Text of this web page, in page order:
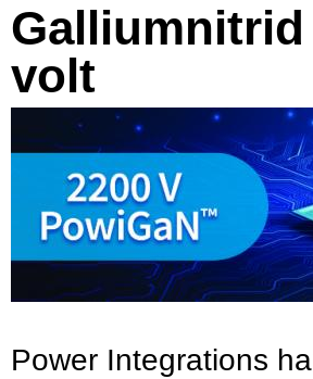
Galliumnitrid
volt
Power Integrations